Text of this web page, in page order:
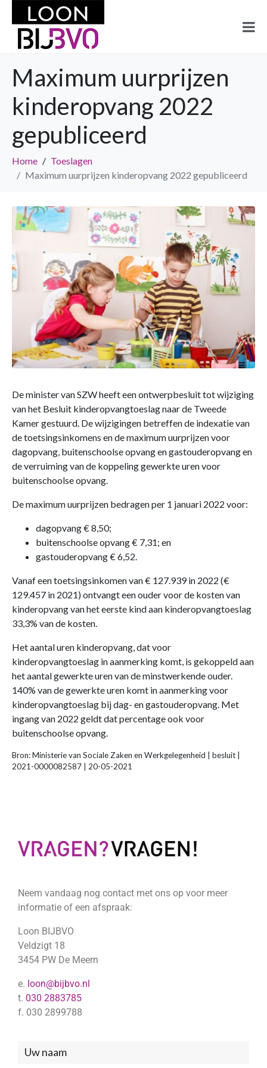
Maximum uurprijzen
kinderopvang 2022
gepubliceerd
Home
Toeslagen
Maximum uurprijzen kinderopvang 2022 gepubliceerd
De minister van SZW heeft een ontwerpbesluit tot wijziging
van het Besluit kinderopvangtoeslag naar de Tweede
Kamer gestuurd. De wijzigingen betreffen de indexatie van
de toetsingsinkomens en de maximum uurprijzen voor
dagopvang, buitenschoolse opvang en gastouderopvang en
de verruiming van de koppeling gewerkte uren voor
buitenschoolse opvang.
De maximum uurprijzen bedragen per 1 januari 2022 voor:
dagopvang € 8,50;
buitenschoolse opvang € 7,31; en
gastouderopvang € 6,52.
Vanaf een toetsingsinkomen van € 127.939 in 2022 (€
129.457 in 2021) ontvangt een ouder voor de kosten van
kinderopvang van het eerste kind aan kinderopvangtoeslag
33,3% van de kosten.
Het aantal uren kinderopvang, dat voor
kinderopvangtoeslag in aanmerking komt, is gekoppeld aan
het aantal gewerkte uren van de minstwerkende ouder.
140% van de gewerkte uren komt in aanmerking voor
kinderopvangtoeslag bij dag- en gastouderopvang. Met
ingang van 2022 geldt dat percentage ook voor
buitenschoolse opvang.
Bron: Ministerie van Sociale Zaken en Werkgelegenheid | besluit |
2021-0000082587 | 20-05-2021
Neem vandaag nog contact met ons op voor meer
informatie of een afspraak:
Loon BIJBVO
Veldzigt 18
3454 PW De Meern
e. loon@bijbvo.nl
t. 030 2883785
f. 030 2899788
Neem